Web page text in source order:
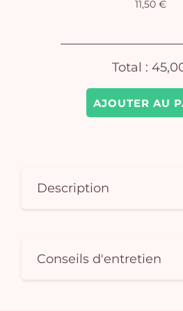
AJOUTER AU
11,50 €
Total :
Description
Conseils d'entretien